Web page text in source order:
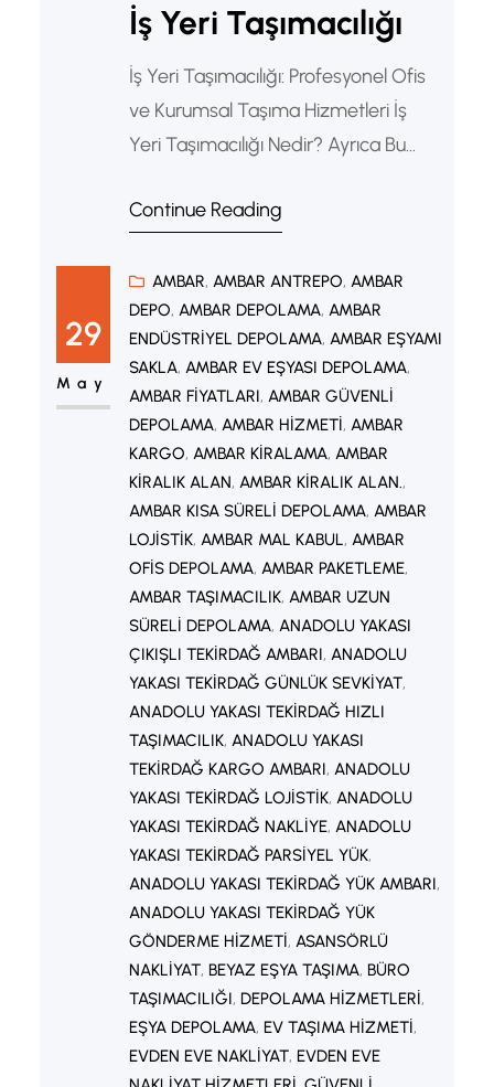
İş Yeri Taşımacılığı
İş Yeri Taşımacılığı: Profesyonel Ofis
ve Kurumsal Taşıma Hizmetleri İş
Yeri Taşımacılığı Nedir? Ayrıca Bu
cihazlar, arşiv dosyaları ve diğer iş
yeni lokasyona ulaştırılır. Günümüzde
işletmeler büyüme, maliyet avantajı
veya daha uygun bir konuma geçme
gibi nedenlerle taşınma kararı
almaktadır. Bu nedenle profesyonel
iş yeri taşımacılığı hizmetleri büyük…
Continue Reading
29
May
AMBAR, AMBAR ANTREPO, AMBAR
DEPO, AMBAR DEPOLAMA, AMBAR
ENDÜSTRIYEL DEPOLAMA, AMBAR EŞYAMI
SAKLA, AMBAR EV EŞYASI DEPOLAMA
AMBAR FIYATLARI, AMBAR GÜVENLI
DEPOLAMA, AMBAR HIZMETI, AMBAR
KARGO, AMBAR KIRALAMA, AMBAR
KIRALIK ALAN, AMBAR KIRALIK ALAN.
AMBAR KISA SÜRELI DEPOLAMA, AMBAR
LOJISTIK, AMBAR MAL KABUL, AMBAR
OFIS DEPOLAMA, AMBAR PAKETLEME
AMBAR TAŞIMACILIK, AMBAR UZUN
SÜRELI DEPOLAMA, ANADOLU YAKASI
ÇIKIŞLI TEKIRDAĞ AMBARI, ANADOLU
YAKASI TEKIRDAĞ GÜNLÜK SEVKIYAT
ANADOLU YAKASI TEKIRDAĞ HIZLI
TAŞIMACILIK, ANADOLU YAKASI
TEKIRDAĞ KARGO AMBARI, ANADOLU
YAKASI TEKIRDAĞ LOJISTIK, ANADOLU
YAKASI TEKIRDAĞ NAKLIYE, ANADOLU
YAKASI TEKIRDAĞ PARSIYEL YÜK
ANADOLU YAKASI TEKIRDAĞ YÜK AMBARI
ANADOLU YAKASI TEKIRDAĞ YÜK
GÖNDERME HIZMETI, ASANSÖRLÜ
NAKLIYAT, BEYAZ EŞYA TAŞIMA, BÜRO
TAŞIMACILIĞI, DEPOLAMA HIZMETLERI
EŞYA DEPOLAMA, EV TAŞIMA HIZMETI
EVDEN EVE NAKLIYAT, EVDEN EVE